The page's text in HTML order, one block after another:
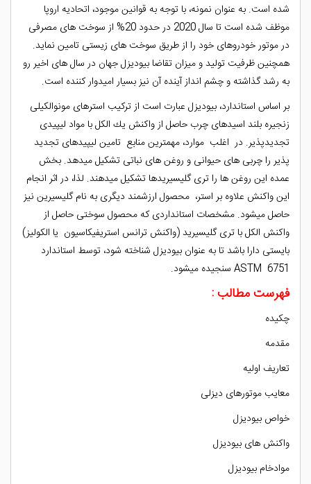
شده است. به عنوان نمونه، با توجه به قوانين موجود، اتحاديه اروپا
موظف شده است تا سال 2020 در حدود 20% از سوخت⁪ های مصرفی
در موتور خودروهای خود را از طريق سوخت­ های زيستی تامين نمايد.
همچنين ظرفيت توليد و ميزان تقاضا بيوديزل جهان در سال های اخير رو
به رشد گذاشته و چشم انداز آينده آن نيز بسيار اميدوار کننده است.
بر اساس استاندارد، بيوديزل عبارت است از تركيب استرهای مونوالكيلی
زنجيره­ بلند اسيدهای چرب حاصل از واكنش يك الكل با مواد ليپيدی
تجديدپذير. در اغلب موارد، مهمترين منابع تامين ليپيدهای تجديد
پذير را چربی ­های حيوانی و روغن ­های نباتی تشكيل مي­دهد. بخش
‌عمده اين روغن‌ ها را تری ‌گليسيريد‌ها تشكيل ميدهند. لذا، در اثر انجام
اين واكنش علاوه بر استر، محصول ارزشمند ديگری به نام گليسيرين نيز
حاصل ميشود. مشخصات استانداردی كه محصول سوختی حاصل از
واكنش الكل با تری ‌گليسيريد (واكنش ترانس‌ استريفيكاسيون يا الكوليز)
بايستی دارا باشد تا به عنوان بيوديزل شناخته شود، توسط استاندارد
ASTM 6751 سنجيده ميشود.
فهرست مطالب :
چکیده
مقدمه
تعاریف اولیه
معایب موتورهای دیزلی
خواص بیودیزل
واکنش های بیودیزل
موادخام بیودیزل